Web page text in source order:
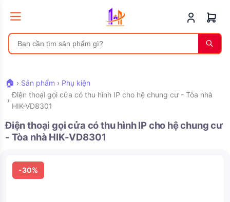
🏠 › Sản phẩm › Phụ kiện
›
Điện thoại gọi cửa có thu hình IP cho hệ chung cư - Tòa nhà
HIK-VD8301
Điện thoại gọi cửa có thu hình IP cho hệ chung cư
- Tòa nhà HIK-VD8301
-30%